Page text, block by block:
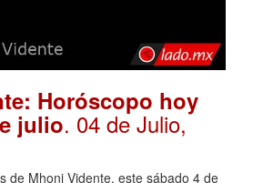
Horóscopo hoy
julio. 04 de Julio,
de Mhoni Vidente, este sábado 4 de